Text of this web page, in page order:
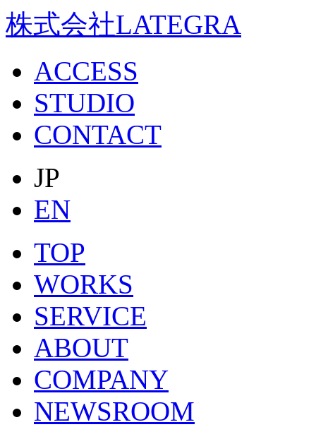
株式会社LATEGRA
ACCESS
STUDIO
CONTACT
JP
EN
TOP
WORKS
SERVICE
ABOUT
COMPANY
NEWSROOM